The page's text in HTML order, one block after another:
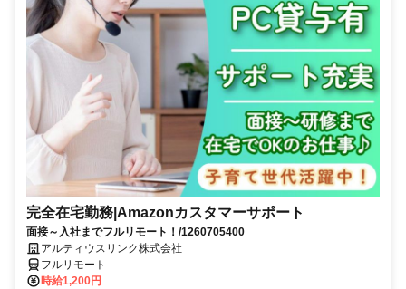
完全在宅勤務|Amazonカスタマーサポート
面接～入社までフルリモート！/1260705400
アルティウスリンク株式会社
フルリモート
時給1,200円